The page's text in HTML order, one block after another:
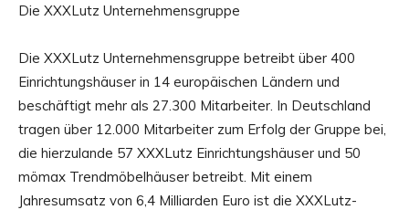
Die XXXLutz Unternehmensgruppe
Die XXXLutz Unternehmensgruppe betreibt über 400
Einrichtungshäuser in 14 europäischen Ländern und
beschäftigt mehr als 27.300 Mitarbeiter. In Deutschland
tragen über 12.000 Mitarbeiter zum Erfolg der Gruppe bei,
die hierzulande 57 XXXLutz Einrichtungshäuser und 50
mömax Trendmöbelhäuser betreibt. Mit einem
Jahresumsatz von 6,4 Milliarden Euro ist die XXXLutz-